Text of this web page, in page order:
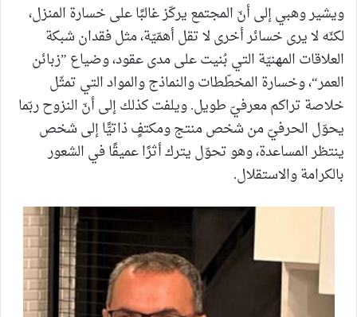
ويشير وهبي إلى أنّ المجتمع يركّز غالبًا على خسارة المنزل،
لكنّه لا يرى خسائر أخرى لا تقل أهمّيّة، مثل فقدان شبكة
العلاقات المهنيّة التي بُنيت على مدى عقود، وضياع ”زبائن
العمر“، وخسارة المخطّطات والنماذج والمواد التي تمثّل
خلاصة تراكم معرفيّ طويل. ويلفت كذلك إلى أنّ النزوح ربّما
يحوّل الحرفيّ من شخص منتج ومكتفٍ ذاتيًّا إلى شخص
ينتظر المساعدة، وهو تحوّل يترك أثرًا عميقًا في الشعور
بالكرامة والاستقلال.